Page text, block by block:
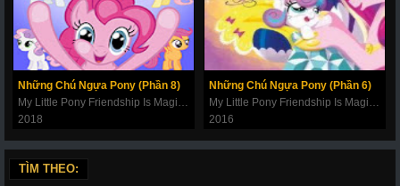
Những Chú Ngựa Pony (Phần 8)
My Little Pony Friendship Is Magic Season 8
2018
Những Chú Ngựa Pony (Phần 6)
My Little Pony Friendship Is Magic Season 6
2016
TÌM THEO: